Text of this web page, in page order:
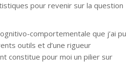
pour revenir sur la question
comportementale que j’ai pu
outils et d’une rigueur
constitue pour moi un pilier sur